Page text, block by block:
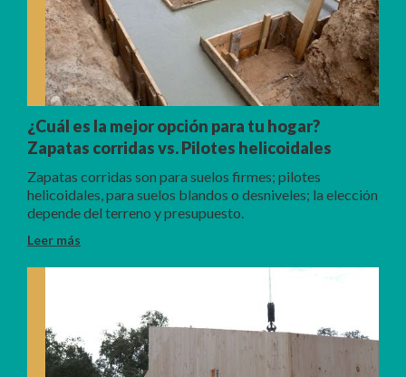
¿Cuál es la mejor opción para tu hogar?
Zapatas corridas vs. Pilotes helicoidales
Zapatas corridas son para suelos firmes; pilotes
helicoidales, para suelos blandos o desniveles; la elección
depende del terreno y presupuesto.
Leer más